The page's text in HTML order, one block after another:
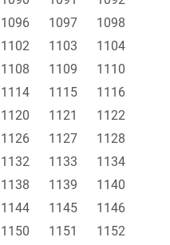
1096 1097
1098
1102 1103
1104
1108 1109
1110
1114 1115
1116
1120 1121
1122
1126 1127
1128
1132 1133
1134
1138 1139
1140
1144 1145
1146
1150 1151 1152